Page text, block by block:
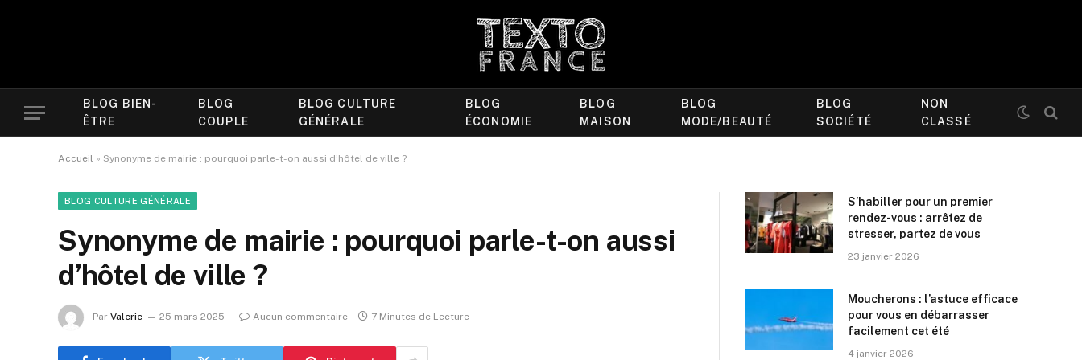
BLOG BIEN-
ÊTRE
BLOG
COUPLE
BLOG CULTURE
GÉNÉRALE
BLOG
ÉCONOMIE
BLOG
MAISON
BLOG
MODE/BEAUTÉ
BLOG
SOCIÉTÉ
NON
CLASSÉ
Accueil » Synonyme de mairie : pourquoi parle-t-on aussi d’hôtel de ville ?
BLOG CULTURE GÉNÉRALE
Synonyme de mairie : pourquoi parle-t-on aussi
d’hôtel de ville ?
Par Valerie 25 mars 2025 Aucun commentaire 7 Minutes de Lecture
S’habiller pour un premier
rendez-vous : arrêtez de
stresser, partez de vous
23 janvier 2026
Moucherons : l’astuce efficace
pour vous en débarrasser
facilement cet été
4 janvier 2026